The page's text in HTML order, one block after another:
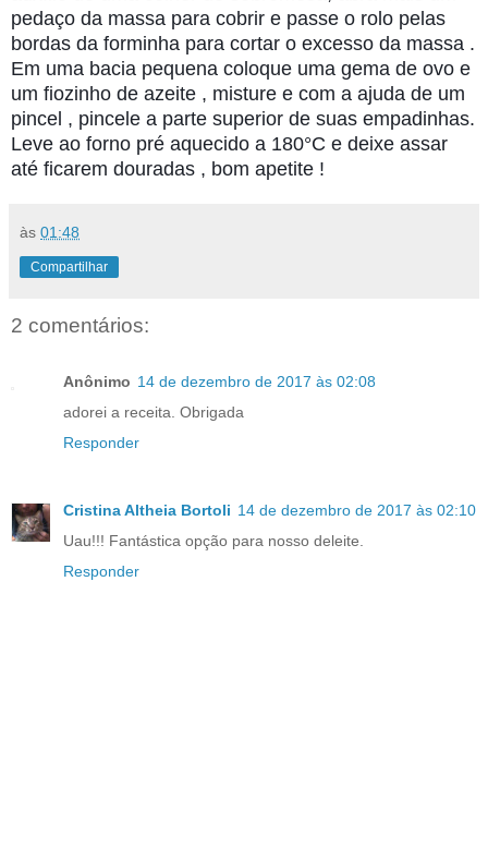
pedaço da massa para cobrir e passe o rolo pelas
bordas da forminha para cortar o excesso da massa .
Em uma bacia pequena coloque uma gema de ovo e
um fiozinho de azeite , misture e com a ajuda de um
pincel , pincele a parte superior de suas empadinhas.
Leve ao forno pré aquecido a 180°C e deixe assar
até ficarem douradas , bom apetite !
às 01:48
Compartilhar
2 comentários:
Anônimo 14 de dezembro de 2017 às 02:08
adorei a receita. Obrigada
Responder
Cristina Altheia Bortoli 14 de dezembro de 2017 às 02:10
Uau!!! Fantástica opção para nosso deleite.
Responder